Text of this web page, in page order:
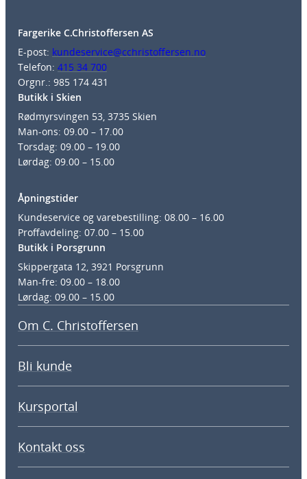
Fargerike C.Christoffersen AS
E-post: kundeservice@cchristoffersen.no
Telefon: 415 34 700
Orgnr.: 985 174 431
Butikk i Skien
Rødmyrsvingen 53, 3735 Skien
Man-ons: 09.00 – 17.00
Torsdag: 09.00 – 19.00
Lørdag: 09.00 – 15.00
Åpningstider
Kundeservice og varebestilling: 08.00 – 16.00
Proffavdeling: 07.00 – 15.00
Butikk i Porsgrunn
Skippergata 12, 3921 Porsgrunn
Man-fre: 09.00 – 18.00
Lørdag: 09.00 – 15.00
Om C. Christoffersen
Bli kunde
Kursportal
Kontakt oss